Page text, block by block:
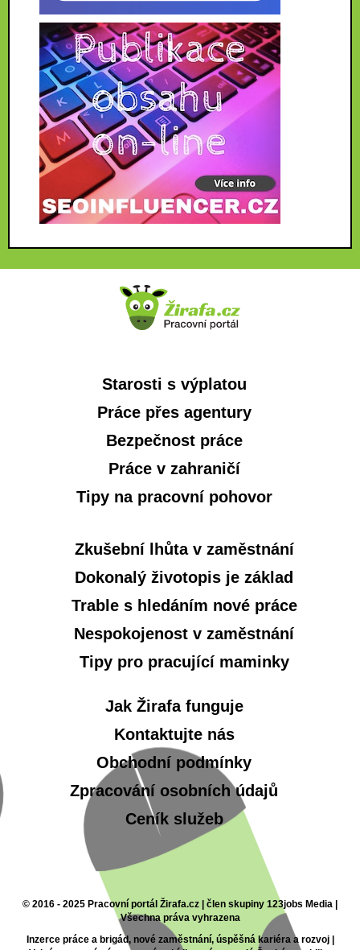
Starosti s výplatou
Práce přes agentury
Bezpečnost práce
Práce v zahraničí
Tipy na pracovní pohovor
Zkušební lhůta v zaměstnání
Dokonalý životopis je základ
Trable s hledáním nové práce
Nespokojenost v zaměstnání
Tipy pro pracující maminky
Jak Žirafa funguje
Kontaktujte nás
Obchodní podmínky
Zpracování osobních údajů
Ceník služeb
© 2016 - 2025 Pracovní portál Žirafa.cz | člen skupiny 123jobs Media |
Všechna práva vyhrazena
Inzerce práce a brigád, nové zaměstnání, úspěšná kariéra a rozvoj |